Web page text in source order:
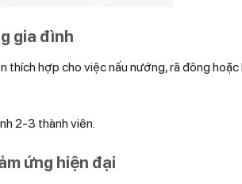
gia đình
thích hợp cho việc nấu nướng, rã đông hoặc
2-3 thành viên.
ứng hiện đại